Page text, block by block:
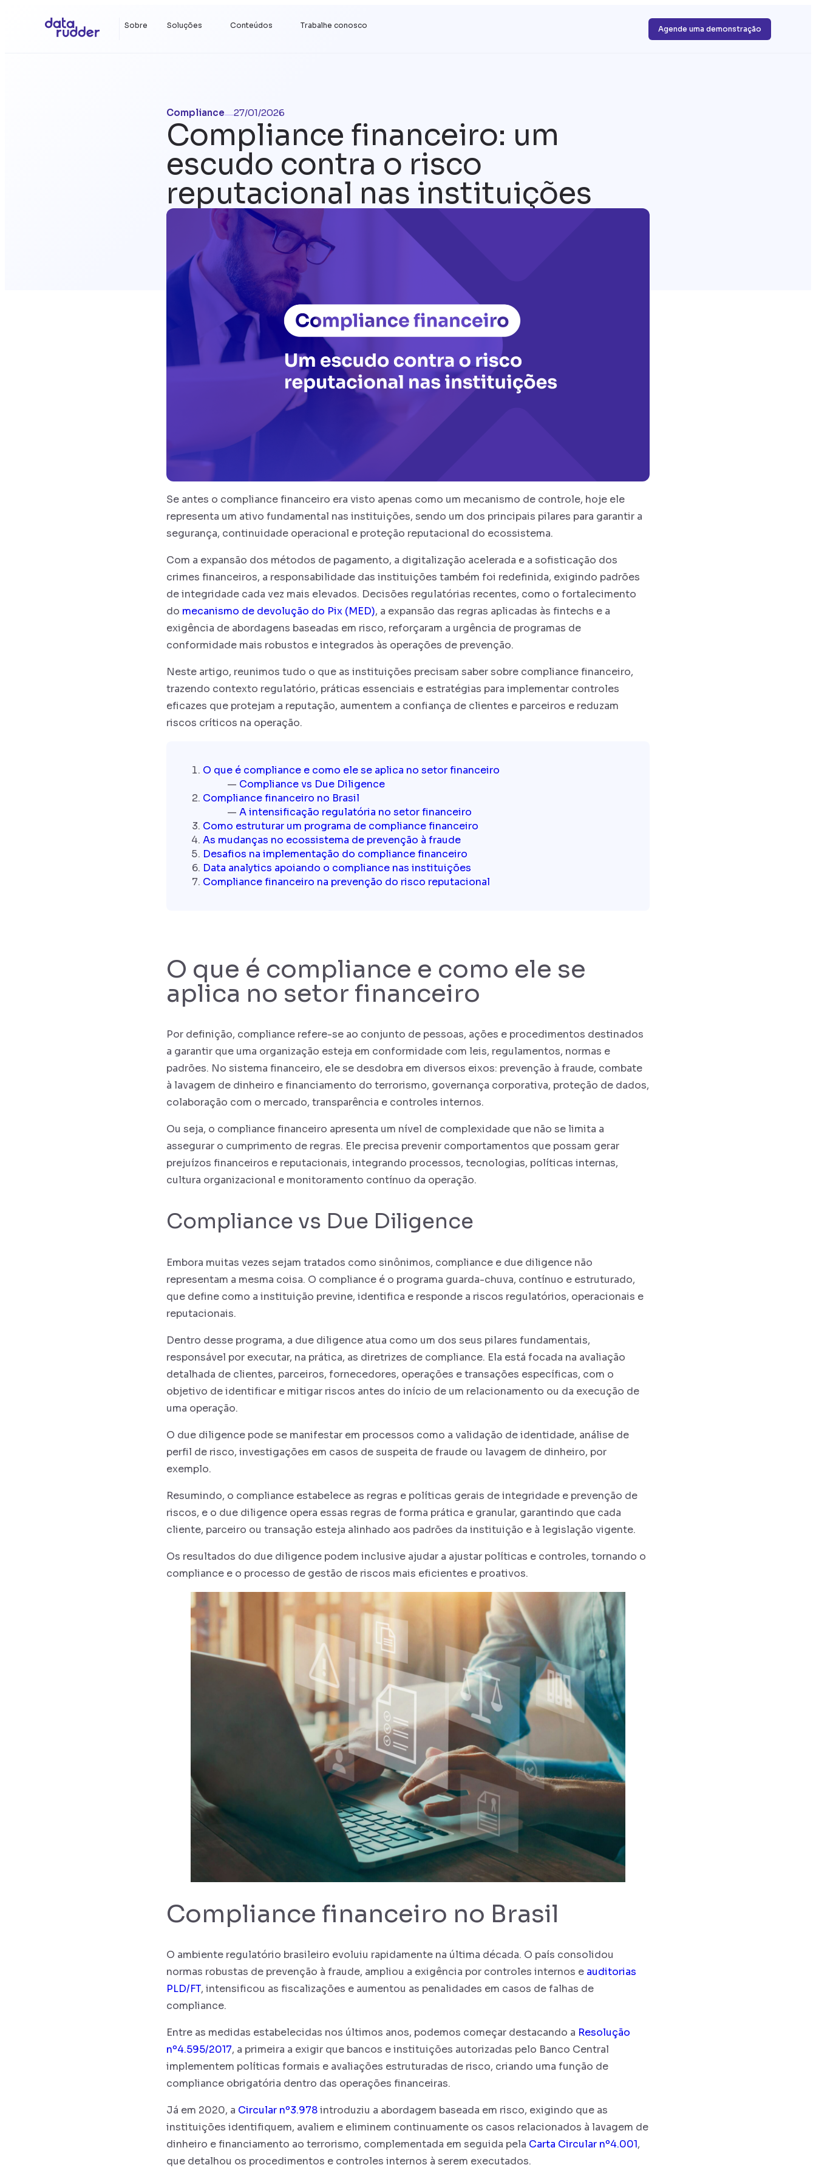
Sobre Soluções Conteúdos Trabalhe conosco Agende uma demonstração
Compliance 27/01/2026
Compliance financeiro: um
escudo contra o risco
reputacional nas instituições
Se antes o compliance financeiro era visto apenas como um mecanismo de controle, hoje ele
representa um ativo fundamental nas instituições, sendo um dos principais pilares para garantir a
segurança, continuidade operacional e proteção reputacional do ecossistema.
Com a expansão dos métodos de pagamento, a digitalização acelerada e a sofisticação dos
crimes financeiros, a responsabilidade das instituições também foi redefinida, exigindo padrões
de integridade cada vez mais elevados. Decisões regulatórias recentes, como o fortalecimento
do mecanismo de devolução do Pix (MED), a expansão das regras aplicadas às fintechs e a
exigência de abordagens baseadas em risco, reforçaram a urgência de programas de
conformidade mais robustos e integrados às operações de prevenção.
Neste artigo, reunimos tudo o que as instituições precisam saber sobre compliance financeiro,
trazendo contexto regulatório, práticas essenciais e estratégias para implementar controles
eficazes que protejam a reputação, aumentem a confiança de clientes e parceiros e reduzam
riscos críticos na operação.
O que é compliance e como ele se aplica no setor financeiro
Compliance vs Due Diligence
Compliance financeiro no Brasil
A intensificação regulatória no setor financeiro
Como estruturar um programa de compliance financeiro
As mudanças no ecossistema de prevenção à fraude
Desafios na implementação do compliance financeiro
Data analytics apoiando o compliance nas instituições
Compliance financeiro na prevenção do risco reputacional
O que é compliance e como ele se
aplica no setor financeiro
Por definição, compliance refere-se ao conjunto de pessoas, ações e procedimentos destinados
a garantir que uma organização esteja em conformidade com leis, regulamentos, normas e
padrões. No sistema financeiro, ele se desdobra em diversos eixos: prevenção à fraude, combate
à lavagem de dinheiro e financiamento do terrorismo, governança corporativa, proteção de dados,
colaboração com o mercado, transparência e controles internos.
Ou seja, o compliance financeiro apresenta um nível de complexidade que não se limita a
assegurar o cumprimento de regras. Ele precisa prevenir comportamentos que possam gerar
prejuízos financeiros e reputacionais, integrando processos, tecnologias, políticas internas,
cultura organizacional e monitoramento contínuo da operação.
Compliance vs Due Diligence
Embora muitas vezes sejam tratados como sinônimos, compliance e due diligence não
representam a mesma coisa. O compliance é o programa guarda-chuva, contínuo e estruturado,
que define como a instituição previne, identifica e responde a riscos regulatórios, operacionais e
reputacionais.
Dentro desse programa, a due diligence atua como um dos seus pilares fundamentais,
responsável por executar, na prática, as diretrizes de compliance. Ela está focada na avaliação
detalhada de clientes, parceiros, fornecedores, operações e transações específicas, com o
objetivo de identificar e mitigar riscos antes do início de um relacionamento ou da execução de
uma operação.
O due diligence pode se manifestar em processos como a validação de identidade, análise de
perfil de risco, investigações em casos de suspeita de fraude ou lavagem de dinheiro, por
exemplo.
Resumindo, o compliance estabelece as regras e políticas gerais de integridade e prevenção de
riscos, e o due diligence opera essas regras de forma prática e granular, garantindo que cada
cliente, parceiro ou transação esteja alinhado aos padrões da instituição e à legislação vigente.
Os resultados do due diligence podem inclusive ajudar a ajustar políticas e controles, tornando o
compliance e o processo de gestão de riscos mais eficientes e proativos.
Compliance financeiro no Brasil
O ambiente regulatório brasileiro evoluiu rapidamente na última década. O país consolidou
normas robustas de prevenção à fraude, ampliou a exigência por controles internos e auditorias
PLD/FT, intensificou as fiscalizações e aumentou as penalidades em casos de falhas de
compliance.
Entre as medidas estabelecidas nos últimos anos, podemos começar destacando a Resolução
nº4.595/2017, a primeira a exigir que bancos e instituições autorizadas pelo Banco Central
implementem políticas formais e avaliações estruturadas de risco, criando uma função de
compliance obrigatória dentro das operações financeiras.
Já em 2020, a Circular nº3.978introduziu a abordagem baseada em risco, exigindo que as
instituições identifiquem, avaliem e eliminem continuamente os casos relacionados à lavagem de
dinheiro e financiamento ao terrorismo, complementada em seguida pela Carta Circular nº4.001,
que detalhou os procedimentos e controles internos à serem executados.